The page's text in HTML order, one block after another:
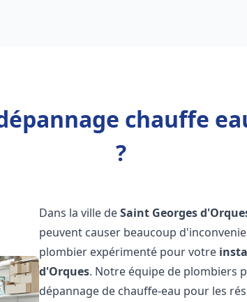
chauffe
?
Dans la ville deSaint Georges
peuvent causer beaucoup
plombier expérimenté pour votre
d'Orques. Notre équipe de plombiers
dépannage de chauffe-eau pour les